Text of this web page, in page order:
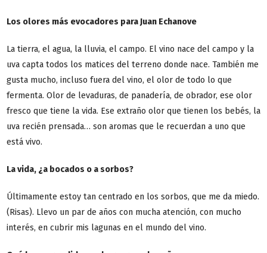
Los olores más evocadores para Juan Echanove
La tierra, el agua, la lluvia, el campo. El vino nace del campo y la
uva capta todos los matices del terreno donde nace. También me
gusta mucho, incluso fuera del vino, el olor de todo lo que
fermenta. Olor de levaduras, de panadería, de obrador, ese olor
fresco que tiene la vida. Ese extraño olor que tienen los bebés, la
uva recién prensada… son aromas que le recuerdan a uno que
está vivo.
La vida, ¿a bocados o a sorbos?
Últimamente estoy tan centrado en los sorbos, que me da miedo.
(Risas). Llevo un par de años con mucha atención, con mucho
interés, en cubrir mis lagunas en el mundo del vino.